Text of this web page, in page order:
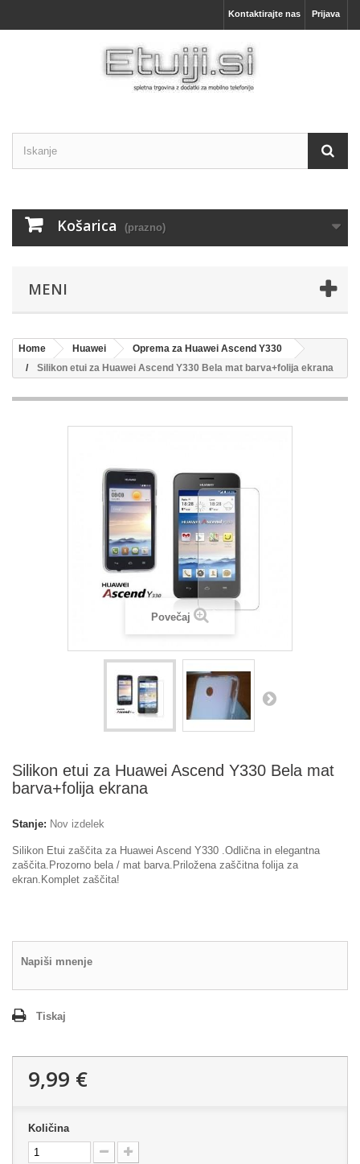
Prijava
Kontaktirajte nas
Košarica (prazno)
MENI
Home Huawei
Oprema za Huawei Ascend Y330
Silikon etui za Huawei Ascend Y330 Bela mat barva+folija ekrana
Povečaj
Silikon etui za Huawei Ascend Y330 Bela mat
barva+folija ekrana
Stanje: Nov izdelek
Silikon Etui zaščita za Huawei Ascend Y330 .Odlična in elegantna
zaščita.Prozorno bela / mat barva.Priložena zaščitna folija za
ekran.Komplet zaščita!
Napiši mnenje
Tiskaj
9,99 €
Količina